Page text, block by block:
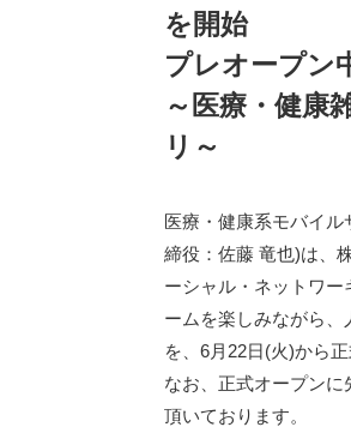
を開始
プレオープン
～医療・健康
リ～
医療・健康系モバイ
締役：佐藤 竜也)は、
ーシャル・ネットワ
ームを楽しみながら、
を、6月22日(火)から
なお、正式オープン
頂いております。